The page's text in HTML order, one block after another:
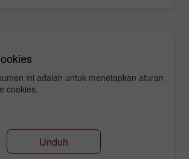
ini adalah untuk menetapkan aturan
cookies.
Unduh